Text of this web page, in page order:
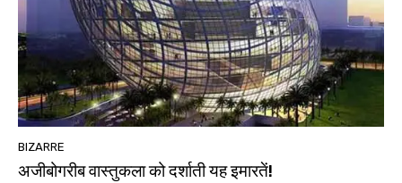
BIZARRE
अजीबोगरीब वास्तुकला को दर्शाती यह इमारतें!